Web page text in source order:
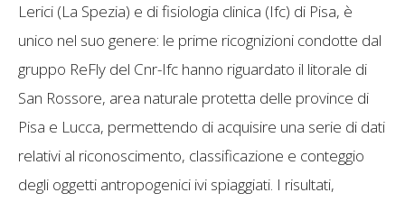
Lerici (La Spezia) e di fisiologia clinica (Ifc) di Pisa, è
unico nel suo genere: le prime ricognizioni condotte dal
gruppo ReFly del Cnr-Ifc hanno riguardato il litorale di
San Rossore, area naturale protetta delle province di
Pisa e Lucca, permettendo di acquisire una serie di dati
relativi al riconoscimento, classificazione e conteggio
degli oggetti antropogenici ivi spiaggiati. I risultati,